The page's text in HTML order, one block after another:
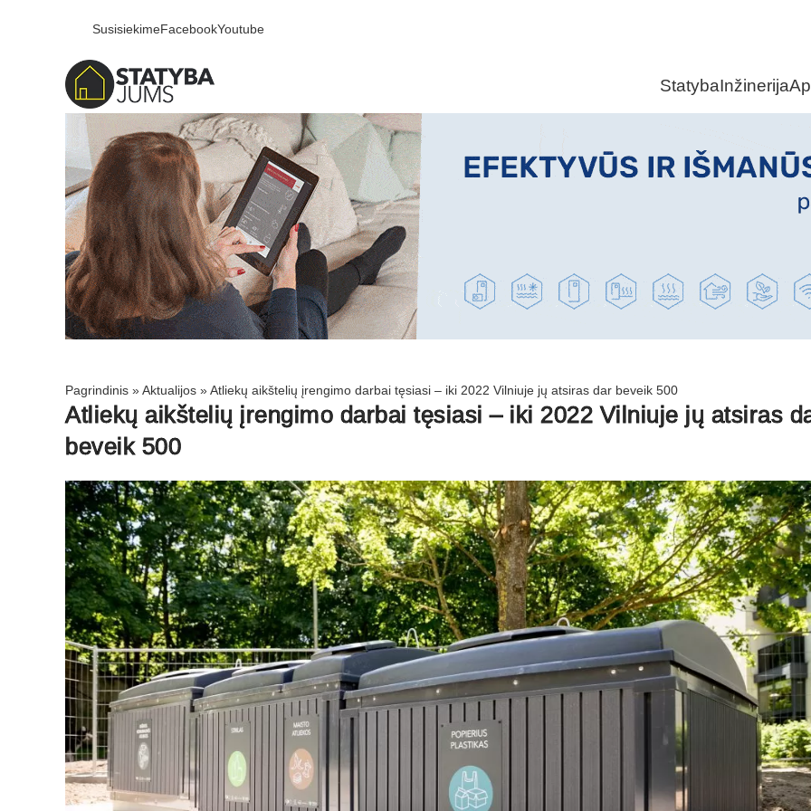
SusisiekimeFacebookYoutube
StatybaInžinerija
Pagrindinis »Aktualijos »Atliekų aikštelių įrengimo darbai tęsiasi – iki 2022 Vilniuje jų atsiras dar beveik 500
Atliekų aikštelių įrengimo darbai tęsiasi – iki 2022 Vilniuje jų atsiras
beveik 500